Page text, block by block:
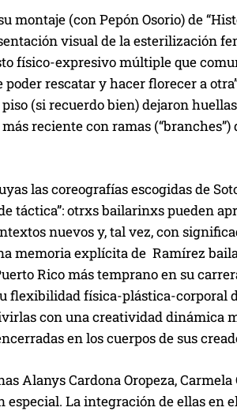
montaje (con Pepón Osorio) de
visual de la esterilización
físico-expresivo múltiple que
rescatar y hacer florecer a
(si recuerdo bien) dejaron
reciente con ramas (“branches”)
las coreografías escogidas de
táctica”: otrxs bailarinxs pueden
nuevos y, tal vez, con
memoria explícita de Ramírez
Rico más temprano en su
flexibilidad física-plástica-corporal
con una creatividad dinámica
en los cuerpos de sus
Alanys Cardona Oropeza,
La integración de ellas en